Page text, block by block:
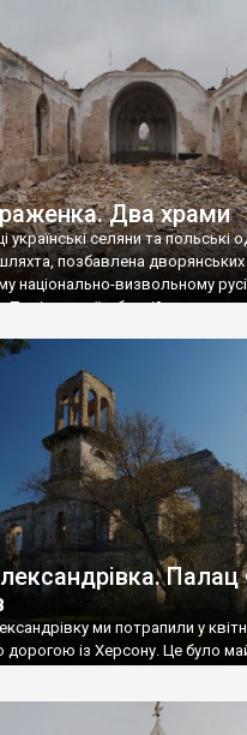
У 1844 році в Чаплинці […]
Два храми
українські селяни та польські
позбавлена
національно-визвольному
Подільської губерній
нараховувала 190 осіб, на
1660 жителів, 1923 року – 2204
ми потрапили у
із Херсону. Це було
Каховського водосховища,